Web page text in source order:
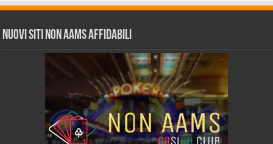
Nuovi siti non AAMS affidabili